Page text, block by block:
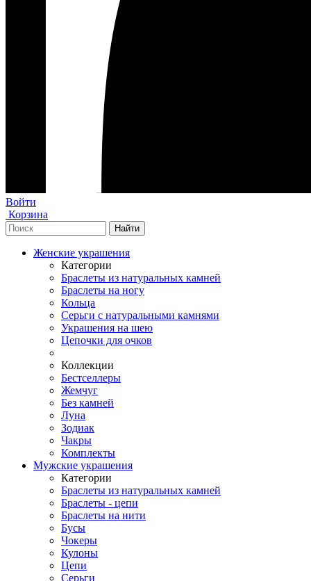
Войти
Корзина
Женские украшения
Категории
Браслеты из натуральных камней
Браслеты на ногу
Кольца
Серьги с натуральными камнями
Украшения на шею
Цепочки для очков
Коллекции
Бестселлеры
Жемчуг
Без камней
Луна
Зодиак
Чакры
Комплекты
Мужские украшения
Категории
Браслеты из натуральных камней
Браслеты - цепи
Браслеты на нити
Бусы
Чокеры
Кулоны
Цепи
Серьги